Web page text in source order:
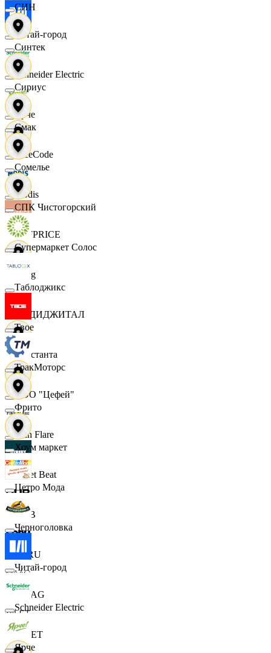
Читай-город
Schneider Electric
Ярче
FaceCode
Modis
OFFPRICE
string
X5 ДИДЖИТАЛ
Константа
ООО "Цефей"
Finn Flare
Street Beat
DUB
ECRU
MAAG
VILET
СИН
Синтек
Сириус
Смак
Сомелье
СПК Чистогорский
Супермаркет Солос
Таблоджикс
Твое
ТракМоторс
Фрито
Хоум маркет
Цетро Мода
Черноголовка
Читай-город
Schneider Electric
Ярче